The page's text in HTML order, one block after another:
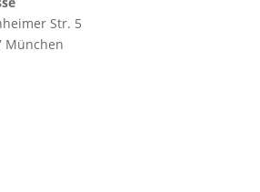
Str. 5
München